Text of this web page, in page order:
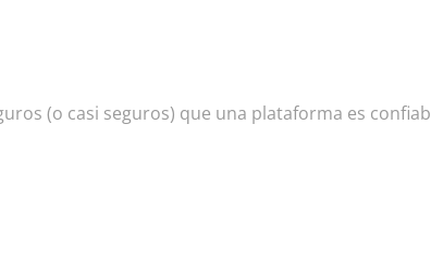
(o casi seguros) que una plataforma es